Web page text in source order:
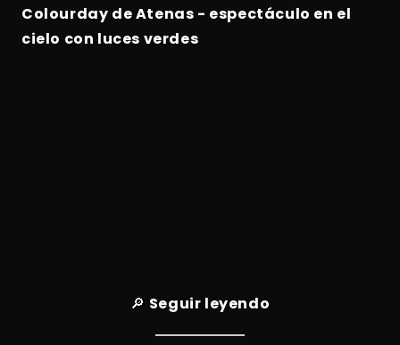
Colourday de Atenas - espectáculo en el
cielo con luces verdes
🔎 Seguir leyendo